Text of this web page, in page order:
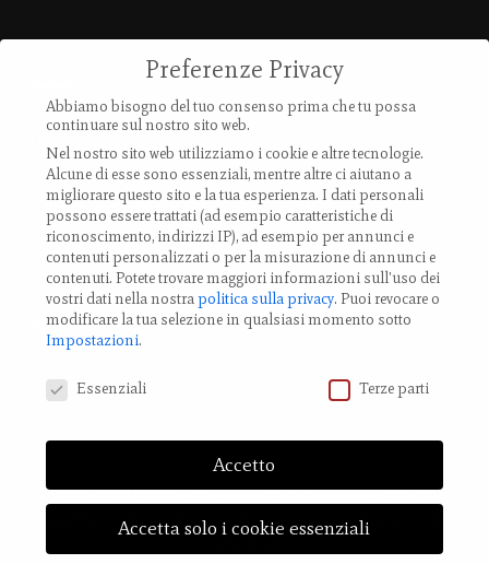
Via Provanone 4907 (30,71 km)
40017 Palata Pepoli,
Emilia-Romagna, Italy
TEL.: +39 0519 85 919
Modifica impostazione Cookies
© 2023 LA LUNA ROSSA Nemo Srl - via Provanone 4907, 40017
Palata Pepoli (BO) | P.iva: 03721061202 |
Cookies ePrivacy Policy
Preferenze Privacy
Abbiamo bisogno del tuo consenso prima che tu possa
continuare sul nostro sito web.
Nel nostro sito web utilizziamo i cookie e altre tecnologie.
Alcune di esse sono essenziali, mentre altre ci aiutano a
migliorare questo sito e la tua esperienza. I dati personali
possono essere trattati (ad esempio caratteristiche di
riconoscimento, indirizzi IP), ad esempio per annunci e
contenuti personalizzati o per la misurazione di annunci e
contenuti. Potete trovare maggiori informazioni sull'uso dei
vostri dati nella nostrapolitica sulla privacy. Puoi revocare o
modificare la tua selezione in qualsiasi momento sotto
Impostazioni.
Essenziali
Terze parti
Accetto
Accetta solo i cookie essenziali